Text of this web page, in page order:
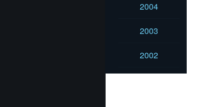
2004
2003
2002